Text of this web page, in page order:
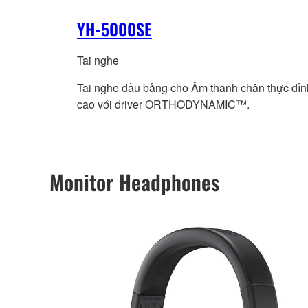
YH-5000SE
Tai nghe
Tai nghe đầu bảng cho Âm thanh chân thực
cao với driver ORTHODYNAMIC™.
Monitor Headphones